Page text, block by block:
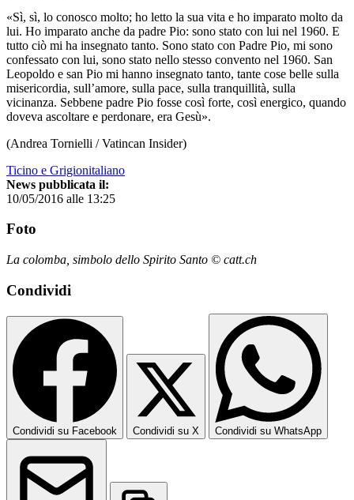
«Sì, sì, lo conosco molto; ho letto la sua vita e ho imparato molto da
lui. Ho imparato anche da padre Pio: sono stato con lui nel 1960. E
tutto ciò mi ha insegnato tanto. Sono stato con Padre Pio, mi sono
confessato con lui, sono stato nello stesso convento nel 1960. San
Leopoldo e san Pio mi hanno insegnato tanto, tante cose belle sulla
misericordia, sull’amore, sulla pace, sulla tranquillità, sulla
vicinanza. Sebbene padre Pio fosse così forte, così energico, quando
doveva ascoltare e perdonare, era Gesù».
(Andrea Tornielli / Vatincan Insider)
Ticino e Grigionitaliano
News pubblicata il:
10/05/2016 alle 13:25
Foto
La colomba, simbolo dello Spirito Santo © catt.ch
Condividi
Condividi su Facebook Condividi su X Condividi su WhatsApp